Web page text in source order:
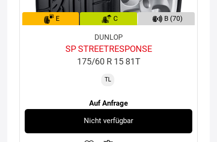
E C B (70)
DUNLOP
SP STREETRESPONSE
175/60 R 15 81T
TL
Auf Anfrage
Nicht verfügbar